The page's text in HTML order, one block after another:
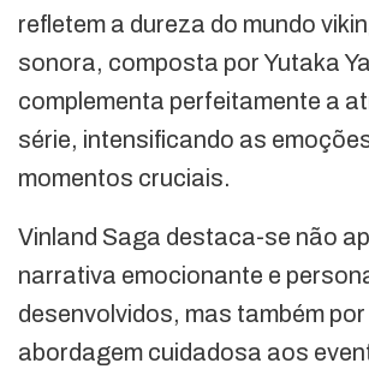
refletem a dureza do mundo
sonora, composta por Yutaka
complementa perfeitamente a
série, intensificando as
momentos cruciais.
Vinland Saga destaca-se não
narrativa emocionante e
desenvolvidos, mas também
abordagem cuidadosa aos